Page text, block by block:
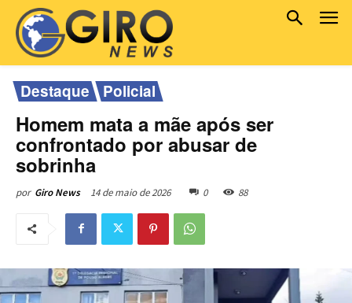
Destaque Policial
Homem mata a mãe após ser
confrontado por abusar de
sobrinha
por Giro News 14 de maio de 2026 0 88